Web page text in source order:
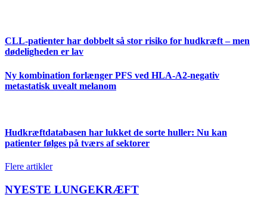
CLL-patienter har dobbelt så stor risiko for hudkræft – men
dødeligheden er lav
Ny kombination forlænger PFS ved HLA-A2-negativ
metastatisk uvealt melanom
Hudkræftdatabasen har lukket de sorte huller: Nu kan
patienter følges på tværs af sektorer
Flere artikler
NYESTE LUNGEKRÆFT